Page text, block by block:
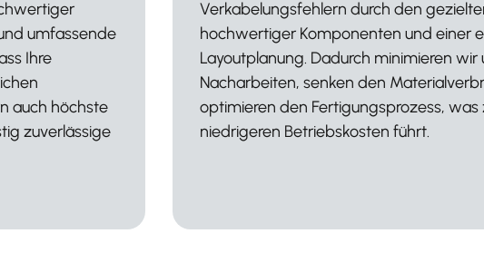
Einsatz
effizienten
unnötige
und
zu langfristig
Anforderungen angepasst werden
modulare Designs genutzt,
Schaltschranksysteme integriert und
Verdrahtungskonzepte implementiert
lassen sich Anlagen problemlos an
Produktionsanforderungen oder